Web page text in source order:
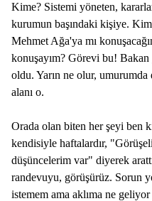
Kime? Sistemi yöneten,
kurumun başındaki kişiye.
Mehmet Ağa'ya mı
konuşayım? Görevi bu! Bakan
oldu. Yarın ne olur,
alanı o.
Orada olan biten her şeyi ben
kendisiyle haftalardır,
düşüncelerim var" diyerek
randevuyu, görüşürüz. Sorun
istemem ama aklıma ne